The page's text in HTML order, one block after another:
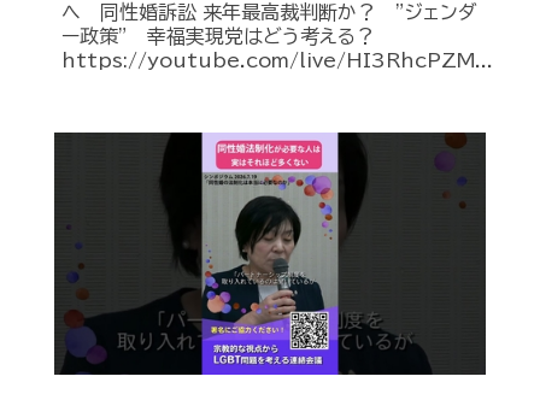
へ 同性婚訴訟 来年最高裁判断か？ ”ジェンダ
ー政策” 幸福実現党はどう考える？
https://youtube.com/live/HI3RhcPZM...